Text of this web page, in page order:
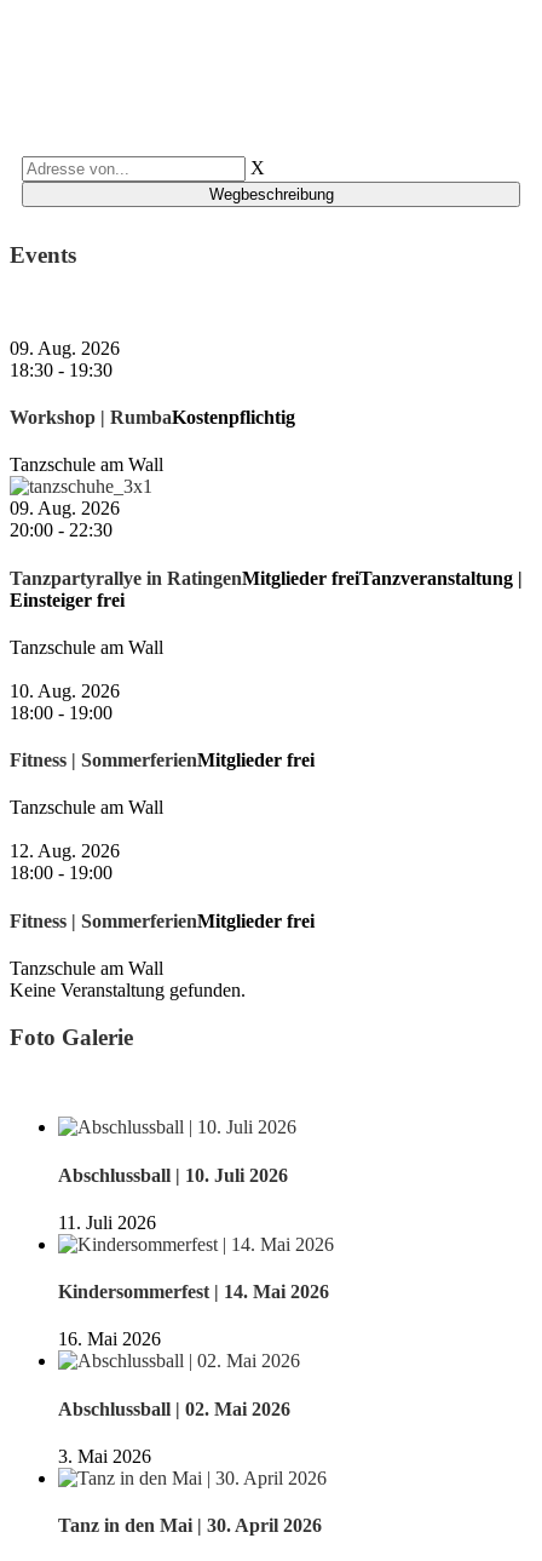
X
Events
09. Aug. 2026
18:30 - 19:30
Workshop | RumbaKostenpflichtig
Tanzschule am Wall
09. Aug. 2026
20:00 - 22:30
Tanzpartyrallye in RatingenMitglieder freiTanzveranstaltung |
Einsteiger frei
Tanzschule am Wall
10. Aug. 2026
18:00 - 19:00
Fitness | SommerferienMitglieder frei
Tanzschule am Wall
12. Aug. 2026
18:00 - 19:00
Fitness | SommerferienMitglieder frei
Tanzschule am Wall
Keine Veranstaltung gefunden.
Foto Galerie
Abschlussball | 10. Juli 2026
11. Juli 2026
Kindersommerfest | 14. Mai 2026
16. Mai 2026
Abschlussball | 02. Mai 2026
3. Mai 2026
Tanz in den Mai | 30. April 2026